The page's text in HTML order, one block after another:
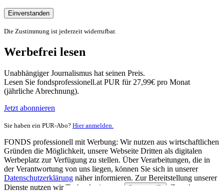
Einverstanden
Die Zustimmung ist jederzeit widerrufbar.
Werbefrei lesen
Unabhängiger Journalismus hat seinen Preis.
Lesen Sie fondsprofessionell.at PUR für 27,99€ pro Monat
(jährliche Abrechnung).
Jetzt abonnieren
Sie haben ein PUR-Abo? Hier anmelden.
FONDS professionell mit Werbung: Wir nutzen aus wirtschaftlichen
Gründen die Möglichkeit, unsere Webseite Dritten als digitalen
Werbeplatz zur Verfügung zu stellen. Über Verarbeitungen, die in
der Verantwortung von uns liegen, können Sie sich in unserer
Datenschutzerklärung näher informieren. Zur Bereitstellung unserer
Dienste nutzen wir Technologien von
Partnern (5)
. Zwecke: